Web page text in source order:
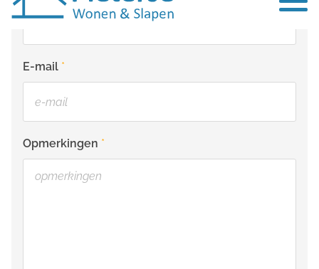
E-mail
Opmerkingen